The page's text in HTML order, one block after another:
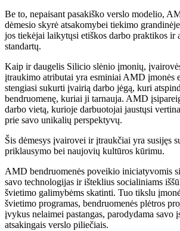
Be to, nepaisant pasakiško verslo modelio,
dėmesio skyrė atsakomybei tiekimo
jos tiekėjai laikytųsi etiškos darbo praktikos ir
standartų.
Kaip ir daugelis Silicio slėnio įmonių,
įtraukimo atributai yra esminiai AMD įmonės
stengiasi sukurti įvairią darbo jėgą, kuri
bendruomenę, kuriai ji tarnauja. AMD
darbo vietą, kurioje darbuotojai jaustųsi
prie savo unikalių perspektyvų.
Šis dėmesys įvairovei ir įtraukčiai yra susijęs
priklausymo bei naujovių kultūros kūrimu.
AMD bendruomenės poveikio iniciatyvomis
savo technologijas ir išteklius socialiniams
švietimo galimybėms skatinti. Tuo tikslu
švietimo programas, bendruomenės plėtros
įvykus nelaimei pastangas, parodydama savo
atsakingais verslo piliečiais.